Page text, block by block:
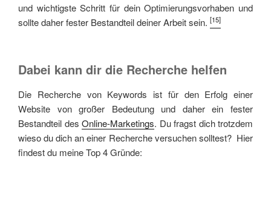
und wichtigste Schritt für dein Optimierungsvorhaben und
sollte daher fester Bestandteil deiner Arbeit sein. [15]
Dabei kann dir die Recherche helfen
Die Recherche von Keywords ist für den Erfolg einer
Website von großer Bedeutung und daher ein fester
Bestandteil des Online-Marketings. Du fragst dich trotzdem
wieso du dich an einer Recherche versuchen solltest? Hier
findest du meine Top 4 Gründe: